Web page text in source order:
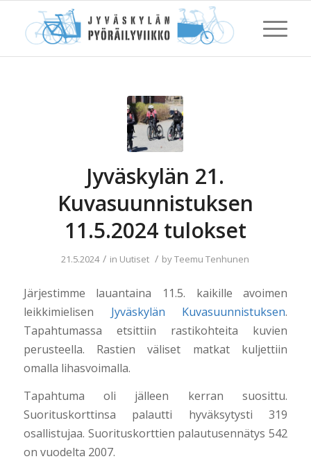
Jyväskylän 21.
Kuvasuunnistuksen
11.5.2024 tulokset
21.5.2024 / in Uutiset / byTeemu Tenhunen
Järjestimme lauantaina 11.5. kaikille avoimen
leikkimielisen Jyväskylän Kuvasuunnistuksen.
Tapahtumassa etsittiin rastikohteita kuvien
perusteella. Rastien väliset matkat kuljettiin
omalla lihasvoimalla.
Tapahtuma oli jälleen kerran suosittu.
Suorituskorttinsa palautti hyväksytysti 319
osallistujaa. Suorituskorttien palautusennätys 542
on vuodelta 2007.